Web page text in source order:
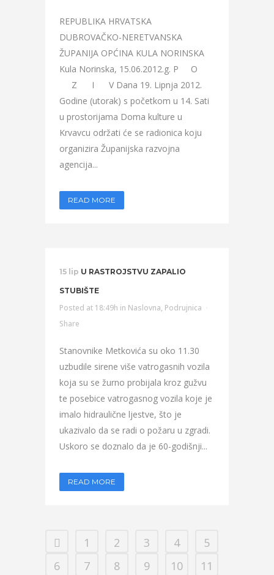
REPUBLIKA HRVATSKA
DUBROVAČKO-NERETVANSKA
ŽUPANIJA OPĆINA KULA NORINSKA
Kula Norinska, 15.06.2012.g. P O
Z I V Dana 19. Lipnja 2012.
Godine (utorak) s početkom u 14. Sati
u prostorijama Doma kulture u
Krvavcu održati će se radionica koju
organizira Županijska razvojna
agencija...
READ MORE
15 lip U RASTROJSTVU ZAPALIO
STUBIŠTE
Posted at 18:49h in Naslovna, Podrujnica
Share
Stanovnike Metkovića su oko 11.30
uzbudile sirene više vatrogasnih vozila
koja su se žurno probijala kroz gužvu
te posebice vatrogasnog vozila koje je
imalo hidraulične ljestve, što je
ukazivalo da se radi o požaru u zgradi.
Uskoro se doznalo da je 60-godišnji...
READ MORE
1 2 3 4
5
6
7 8 9 10 11